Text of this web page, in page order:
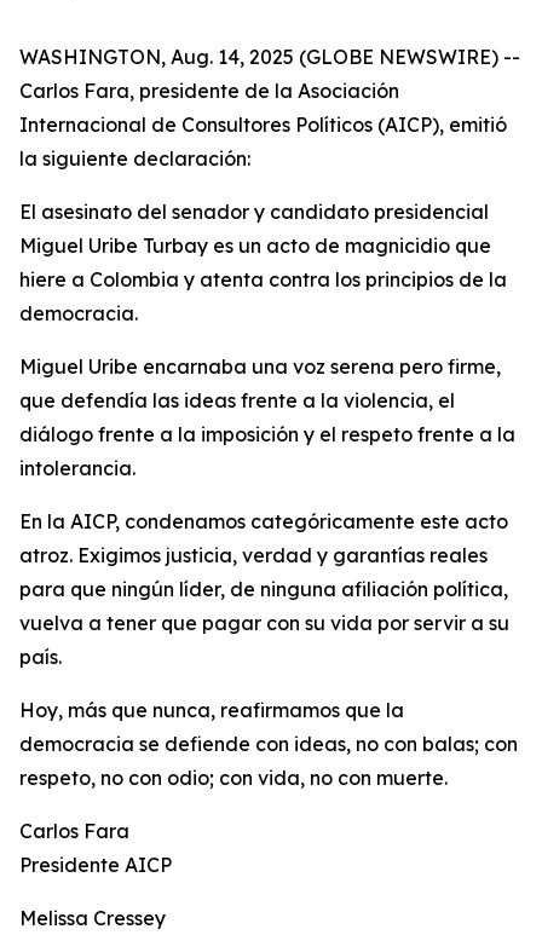
WASHINGTON, Aug. 14, 2025 (GLOBE NEWSWIRE) --
Carlos Fara, presidente de la Asociación
Internacional de Consultores Políticos (AICP), emitió
la siguiente declaración:
El asesinato del senador y candidato presidencial
Miguel Uribe Turbay es un acto de magnicidio que
hiere a Colombia y atenta contra los principios de la
democracia.
Miguel Uribe encarnaba una voz serena pero firme,
que defendía las ideas frente a la violencia, el
diálogo frente a la imposición y el respeto frente a la
intolerancia.
En la AICP, condenamos categóricamente este acto
atroz. Exigimos justicia, verdad y garantías reales
para que ningún líder, de ninguna afiliación política,
vuelva a tener que pagar con su vida por servir a su
país.
Hoy, más que nunca, reafirmamos que la
democracia se defiende con ideas, no con balas; con
respeto, no con odio; con vida, no con muerte.
Carlos Fara
Presidente AICP
Melissa Cressey